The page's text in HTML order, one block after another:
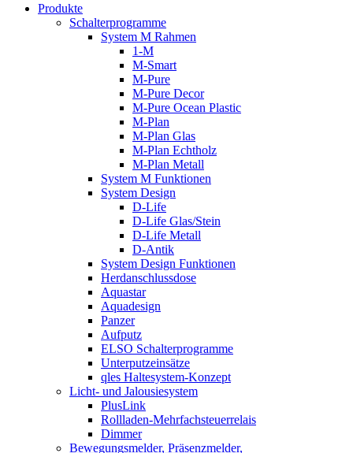
Produkte
Schalterprogramme
System M Rahmen
1-M
M-Smart
M-Pure
M-Pure Decor
M-Pure Ocean Plastic
M-Plan
M-Plan Glas
M-Plan Echtholz
M-Plan Metall
System M Funktionen
System Design
D-Life
D-Life Glas/Stein
D-Life Metall
D-Antik
System Design Funktionen
Herdanschlussdose
Aquastar
Aquadesign
Panzer
Aufputz
ELSO Schalterprogramme
Unterputzeinsätze
qles Haltesystem-Konzept
Licht- und Jalousiesystem
PlusLink
Rollladen-Mehrfachsteuerrelais
Dimmer
Bewegungsmelder, Präsenzmelder,